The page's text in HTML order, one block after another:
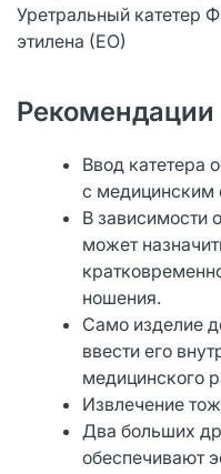
Уретральный катетер
этилена (ЕО)
Ввод катетера
с медицинским
В зависимости
может
ношения.
Само изделие
ввести его
медицинского
Извлечение
Два больших
обеспечивают